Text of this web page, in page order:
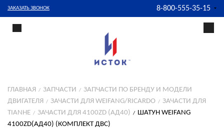
ЗАКАЗАТЬ ЗВОНОК 8-800-555-35-15
ГЛАВНАЯ ЗАПЧАСТИ
ЗАПЧАСТИ ПО БРЕНДУ И МОДЕЛИ
ДВИГАТЕЛЯ
ЗАЧАСТИ ДЛЯ WEIFANG/RICARDO
ЗАЧАСТИ ДЛЯ
TIANHE
ЗАЧАСТИ ДЛЯ 4100ZD (АД40)
ШАТУН WEIFANG
4100ZD(АД40) (КОМПЛЕКТ ДВС)